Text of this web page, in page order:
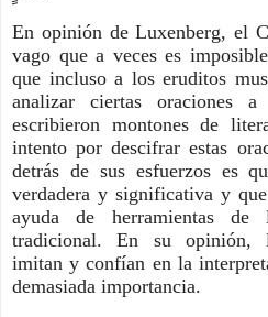
En opinión de Luxenberg, el
vago que a veces es
que incluso a los eruditos
analizar ciertas
escribieron montones de
intento por descifrar estas
detrás de sus esfuerzos es
verdadera y significativa y
ayuda de herramientas de
tradicional. En su opinión,
imitan y confían en la
demasiada importancia.